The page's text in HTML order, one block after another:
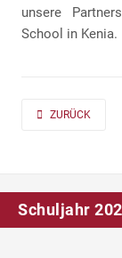
unsere
School in Kenia.
PREVIOUS
ZURÜCK
Schuljahr